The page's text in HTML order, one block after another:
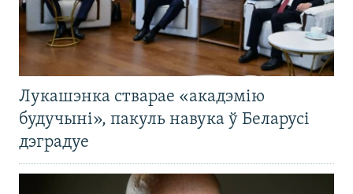
Лукашэнка стварае «акадэмію
будучыні», пакуль навука ў Беларусі
дэградуе